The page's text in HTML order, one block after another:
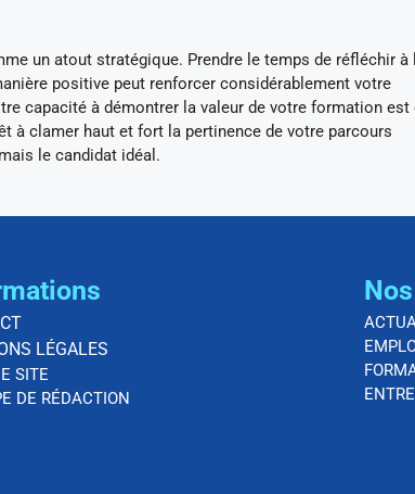
un atout stratégique. Prendre le temps de réfléchir à
positive peut renforcer considérablement votre
capacité à démontrer la valeur de votre formation est
à clamer haut et fort la pertinence de votre parcours
le candidat idéal.
LÉGALES
SITE
DE RÉDACTION